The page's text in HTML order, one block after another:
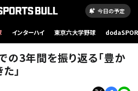
今日の予定
インターハイ 東京六大学野球
の3年間を振り返る「豊か
」